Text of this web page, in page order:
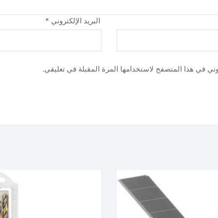
البريد الإلكتروني *
في هذا المتصفح لاستخدامها المرة المقبلة في تعليقي.